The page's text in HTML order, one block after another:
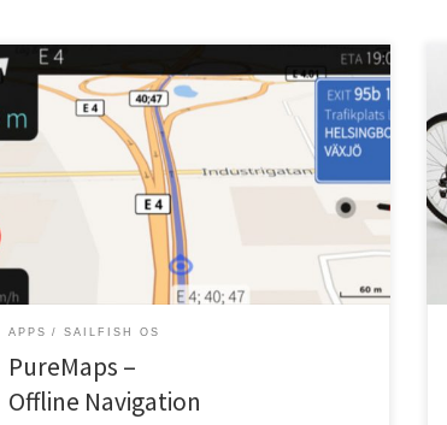
PureMaps ist eine freie Karten- und Navigationsapp für
APPS SAILFISH OS
PureMaps –
Offline Navigation